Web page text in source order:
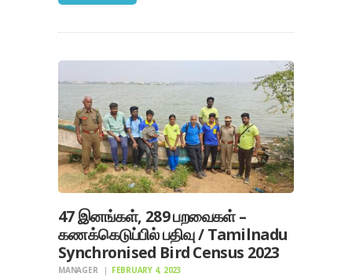
47 இனங்கள், 289 பறவைகள் –
கணக்கெடுப்பில் பதிவு / Tamilnadu
Synchronised Bird Census 2023
MANAGER FEBRUARY 4, 2023